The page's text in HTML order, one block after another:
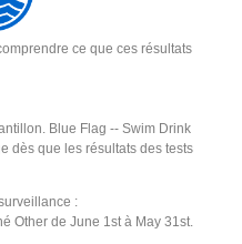
ce que ces résultats
Blue Flag -- Swim Drink
dès que les résultats des tests
:
Other de June 1st à May 31st.